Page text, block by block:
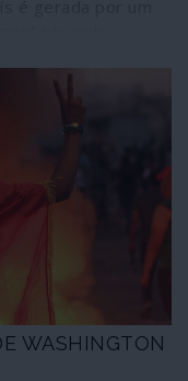
de informação
WASHINGTON